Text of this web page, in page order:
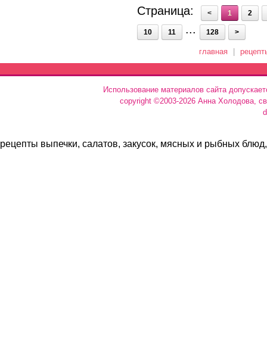
Страница:
< 1 2
10 11 ... 128 >
главная
Использование материалов сайта
copyright ©2003-2026 Анна Холодова,
рецепты выпечки, салатов, закусок, мясных и рыбных